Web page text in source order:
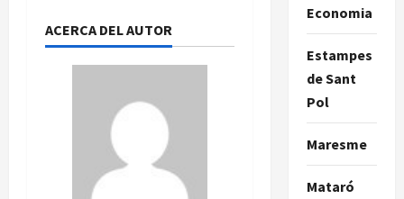
ACERCA DEL AUTOR
Economia
Estampes
de Sant
Pol
Maresme
Mataró